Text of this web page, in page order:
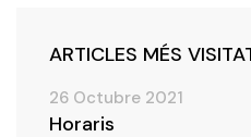
ARTICLES MÉS
26 Octubre 2021
Horaris